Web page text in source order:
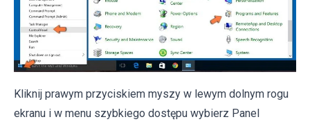
Kliknij prawym przyciskiem myszy w lewym dolnym rogu
ekranu i w menu szybkiego dostępu wybierz Panel